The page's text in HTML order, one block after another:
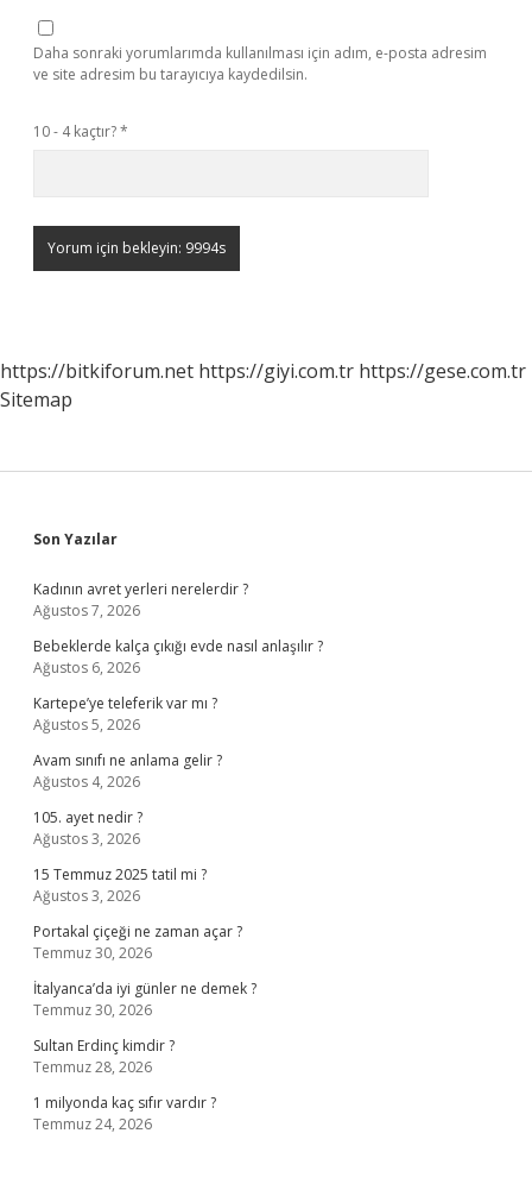
Daha sonraki yorumlarımda kullanılması için adım, e-posta adresim
ve site adresim bu tarayıcıya kaydedilsin.
10 - 4 kaçtır?*
https://bitkiforum.net https://giyi.com.tr https://gese.com.tr
Sitemap
Sidebar
Son Yazılar
Kadının avret yerleri nerelerdir ?
Ağustos 7, 2026
Bebeklerde kalça çıkığı evde nasıl anlaşılır ?
Ağustos 6, 2026
Kartepe’ye teleferik var mı ?
Ağustos 5, 2026
Avam sınıfı ne anlama gelir ?
Ağustos 4, 2026
105. ayet nedir ?
Ağustos 3, 2026
15 Temmuz 2025 tatil mi ?
Ağustos 3, 2026
Portakal çiçeği ne zaman açar ?
Temmuz 30, 2026
İtalyanca’da iyi günler ne demek ?
Temmuz 30, 2026
Sultan Erdinç kimdir ?
Temmuz 28, 2026
1 milyonda kaç sıfır vardır ?
Temmuz 24, 2026